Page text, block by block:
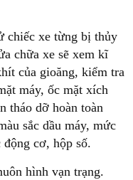
chiếc xe từng bị thủy
chữa xe sẽ xem kĩ
của gioăng, kiểm tra
máy, ốc mặt xích
tháo dỡ hoàn toàn
sắc dầu máy, mức
cơ, hộp số.
hình vạn trạng.